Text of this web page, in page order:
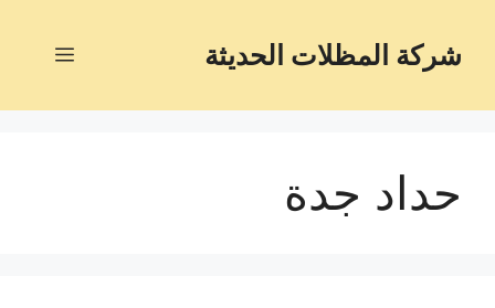
شركة المظلات الحديثة
حداد جدة